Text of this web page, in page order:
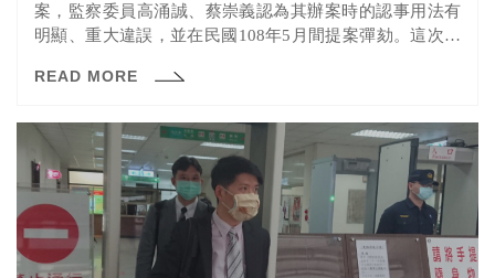
案，監察委員高涌誠、蔡崇義認為其辦案時的認事用法有
明顯、重大違誤，並在民國108年5月間提案彈劾。這次進
READ MORE